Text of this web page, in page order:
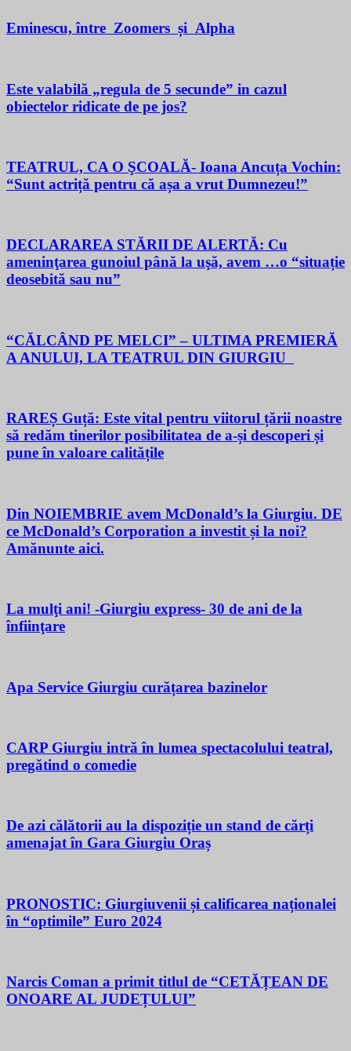
Eminescu, între Zoomers și Alpha
Este valabilă „regula de 5 secunde” in cazul
obiectelor ridicate de pe jos?
TEATRUL, CA O ŞCOALĂ- Ioana Ancuța Vochin:
“Sunt actriță pentru că așa a vrut Dumnezeu!”
DECLARAREA STĂRII DE ALERTĂ: Cu
ameninţarea gunoiul până la uşă, avem …o “situație
deosebită sau nu”
“CĂLCÂND PE MELCI” – ULTIMA PREMIERĂ
A ANULUI, LA TEATRUL DIN GIURGIU
RAREȘ Guță: Este vital pentru viitorul țării noastre
să redăm tinerilor posibilitatea de a-și descoperi și
pune în valoare calitățile
Din NOIEMBRIE avem McDonald’s la Giurgiu. DE
ce McDonald’s Corporation a investit și la noi?
Amănunte aici.
La mulţi ani! -Giurgiu express- 30 de ani de la
înfiinţare
Apa Service Giurgiu curățarea bazinelor
CARP Giurgiu intră în lumea spectacolului teatral,
pregătind o comedie
De azi călătorii au la dispoziție un stand de cărți
amenajat în Gara Giurgiu Oraș
PRONOSTIC: Giurgiuvenii și calificarea naționalei
în “optimile” Euro 2024
Narcis Coman a primit titlul de “CETĂȚEAN DE
ONOARE AL JUDEȚULUI”